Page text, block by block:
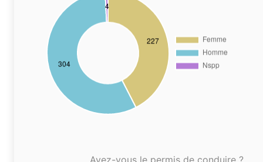
Avez-vous le permis de conduire ?